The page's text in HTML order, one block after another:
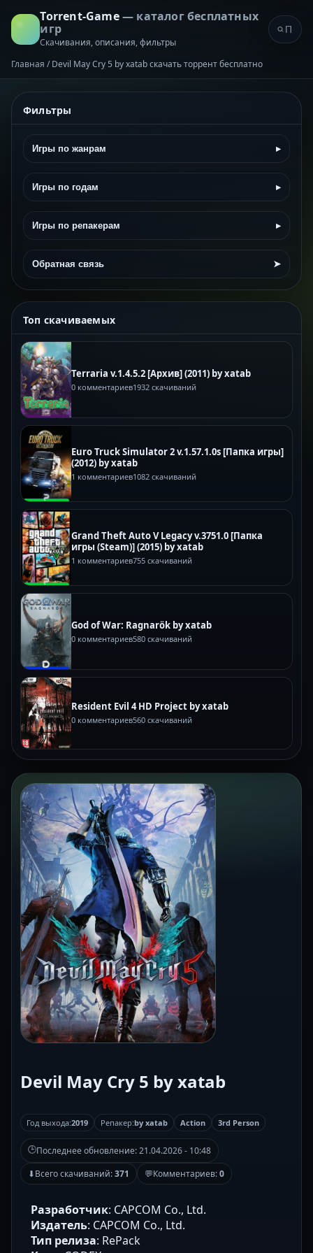
Torrent-Game— каталог бесплатных
игр
Скачивания, описания, фильтры
Главная / Devil May Cry 5 by xatab скачать торрент бесплатно
Фильтры
Игры по жанрам ▸
Игры по годам ▸
Игры по репакерам ▸
Обратная связь ➤
Топ скачиваемых
Terraria v.1.4.5.2 [Архив] (2011) by xatab
0 комментариев1932 скачиваний
Euro Truck Simulator 2 v.1.57.1.0s [Папка игры]
(2012) by xatab
1 комментариев1082 скачиваний
Grand Theft Auto V Legacy v.3751.0 [Папка
игры (Steam)] (2015) by xatab
1 комментариев755 скачиваний
God of War: Ragnarök by xatab
0 комментариев580 скачиваний
Resident Evil 4 HD Project by xatab
0 комментариев560 скачиваний
Devil May Cry 5 by xatab
Год выхода:2019 Репакер:by xatab Action 3rd Person
🕒Последнее обновление:21.04.2026 - 10:48
⬇Всего скачиваний:371 💬Комментариев:0
Разработчик: CAPCOM Co., Ltd.
Издатель: CAPCOM Co., Ltd.
Тип релиза: RePack